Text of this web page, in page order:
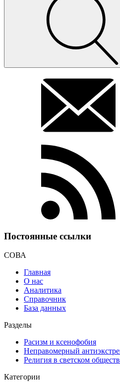
Постоянные ссылки
СОВА
Главная
О нас
Аналитика
Справочник
База данных
Разделы
Расизм и ксенофобия
Неправомерный
Религия в светском
Категории